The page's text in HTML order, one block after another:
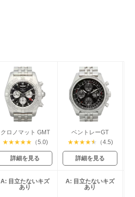
クロノマット GMT
★★★★★ （5.0)
詳細を見る
ベントレーGT
★★★★★ （4.5)
詳細を見る
A: 目立たないキズ
あり
A: 目立たないキズ
あり